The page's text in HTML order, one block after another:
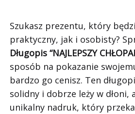
Szukasz prezentu, który
praktyczny, jak i osobisty?
Długopis “NAJLEPSZY
sposób na pokazanie
bardzo go cenisz. Ten
solidny i dobrze leży w dłoni,
unikalny nadruk, który